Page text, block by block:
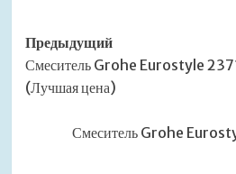
Навигация
записи
Предыдущий
Смеситель Grohe Eurostyle
(Лучшая цена)
Смеситель Grohe